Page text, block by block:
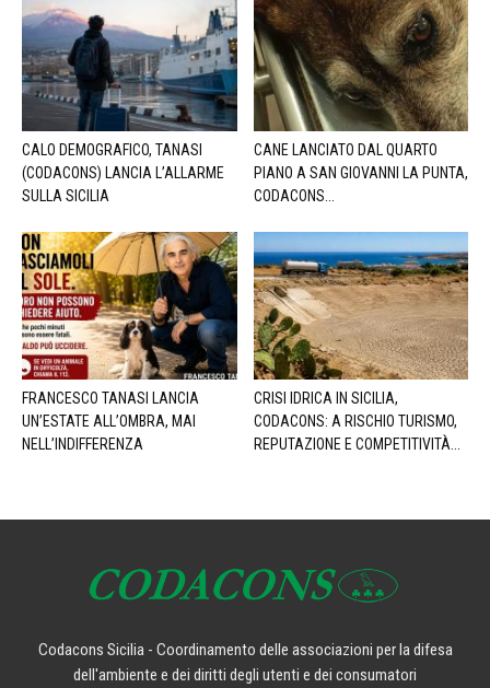
CALO DEMOGRAFICO, TANASI
(CODACONS) LANCIA L’ALLARME
SULLA SICILIA
CANE LANCIATO DAL QUARTO
PIANO A SAN GIOVANNI LA PUNTA,
CODACONS...
FRANCESCO TANASI LANCIA
UN’ESTATE ALL’OMBRA, MAI
NELL’INDIFFERENZA
CRISI IDRICA IN SICILIA,
CODACONS: A RISCHIO TURISMO,
REPUTAZIONE E COMPETITIVITÀ...
Codacons Sicilia - Coordinamento delle associazioni per la difesa
dell'ambiente e dei diritti degli utenti e dei consumatori